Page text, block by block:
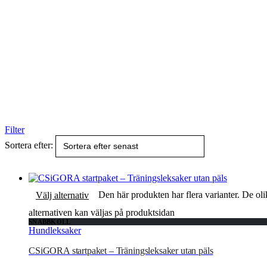
Filter
Sortera efter:
Välj alternativ
Den här produkten har flera varianter. De
alternativen kan väljas på produktsidan
SNABBKOLL
Hundleksaker
CSiGORA startpaket – Träningsleksaker utan päls